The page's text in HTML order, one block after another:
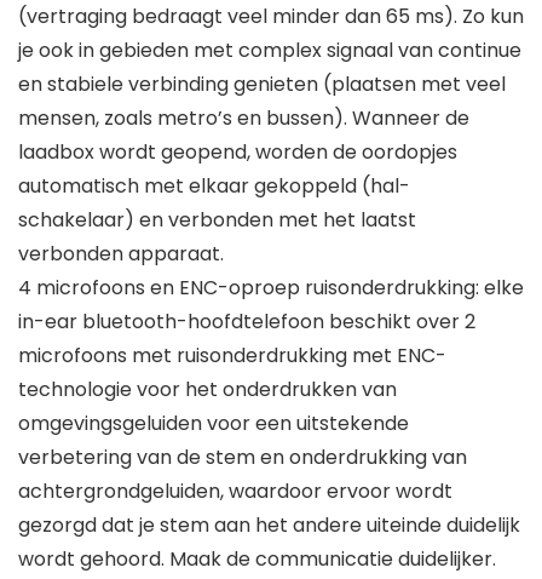
(vertraging bedraagt veel minder dan 65 ms). Zo kun
je ook in gebieden met complex signaal van continue
en stabiele verbinding genieten (plaatsen met veel
mensen, zoals metro’s en bussen). Wanneer de
laadbox wordt geopend, worden de oordopjes
automatisch met elkaar gekoppeld (hal-
schakelaar) en verbonden met het laatst
verbonden apparaat.
4 microfoons en ENC-oproep ruisonderdrukking: elke
in-ear bluetooth-hoofdtelefoon beschikt over 2
microfoons met ruisonderdrukking met ENC-
technologie voor het onderdrukken van
omgevingsgeluiden voor een uitstekende
verbetering van de stem en onderdrukking van
achtergrondgeluiden, waardoor ervoor wordt
gezorgd dat je stem aan het andere uiteinde duidelijk
wordt gehoord. Maak de communicatie duidelijker.